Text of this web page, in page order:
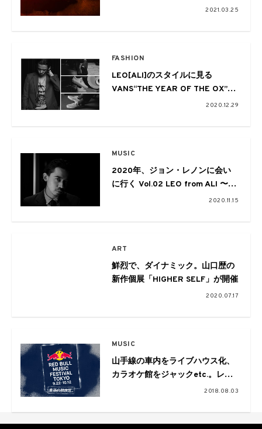
naomi paris tokyoによる音源が展
2021.03.25
FASHION
LEO[ALI]のスタイルに見る
VANS“THE YEAR OF THE OX”
コレクションのスニーカー2020.12.29
MUSIC
2020年、ジョン・レノンに会い
に行く Vol.02 LEO from ALI 〜ニ
ューベスト盤『GIMME SOME2020.11.15
ART
鮮烈で、ダイナミック。山口歴の
新作個展「HIGHER SELF」が開催
2020.07.17
MUSIC
山手線の車内をライブハウス化、
カラオケ館をジャックetc.。レッ
ドブルによる音楽フェス「RED
TOKYO」が今年も開催
2018.08.03